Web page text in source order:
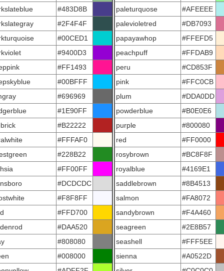
#483D8B
#2F4F4F
#00CED1
#9400D3
#FF1493
#00BFFF
#696969
#1E90FF
#B22222
#FFFAF0
#228B22
#FF00FF
#DCDCDC
#F8F8FF
#FFD700
#DAA520
#808080
#008000
paleturquose
#AFEEEE
palevioletred
#DB7093
papayawhop
#FFEFD5
peachpuff
#FFDAB9
peru
#CD853F
pink
#FFC0CB
plum
#DDA0DD
powderblue
#B0E0E6
purple
#800080
red
#FF0000
rosybrown
#BC8F8F
royalblue
#4169E1
saddlebrown
#8B4513
salmon
#FA8072
sandybrown
#F4A460
seagreen
#2E8B57
seashell
#FFF5EE
sienna
#A0522D